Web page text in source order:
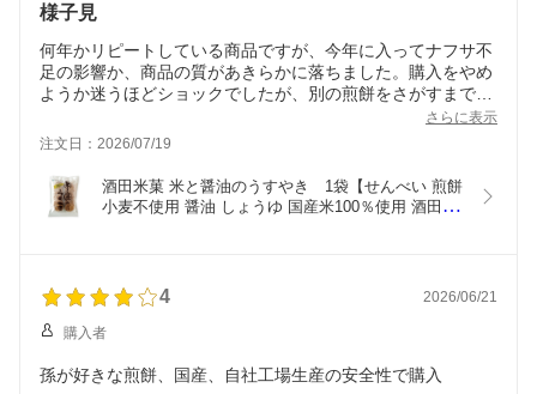
様子見
何年かリピートしている商品ですが、今年に入ってナフサ不
足の影響か、商品の質があきらかに落ちました。購入をやめ
ようか迷うほどショックでしたが、別の煎餅をさがすまでは
買おうと思って前回また買ったら、少し質が戻っていたよう
に感じました。完全に元にもどることを願っています。質を
す。
さらに表示
注文日：2026/07/19
酒田米菓 米と醤油のうすやき　1袋【せんべい 煎餅
小麦不使用 醤油 しょうゆ 国産米100％使用 酒田米
4 2026/06/21
購入者
孫が好きな煎餅、国産、自社工場生産の安全性で購入